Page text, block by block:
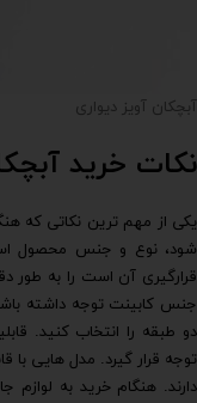
آبچکان آویز دیواری
نکات خرید
یکی از مهم ترین نکاتی که
شود، نوع و جنس محصول
قرارگیری آن است را به طور
جنس کابینت توجه داشته
دو طبقه را انتخاب کنید.
توجه قرار گیرد. مدل هایی
دارند. هنگام خرید به